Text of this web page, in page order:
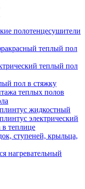
полотенцесушители
теплый пол
теплый пол
пол в стяжку
теплых полов
жидкостный
электрический
в теплице
ступеней, крыльца,
нагревательный